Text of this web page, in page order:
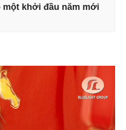
một khởi đầu năm mới